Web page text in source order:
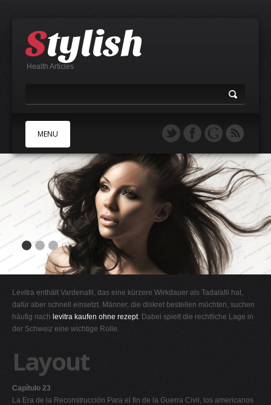
Health Articles
MENU
B
E
F
H
I
K
L
M
Levitra enthält Vardenafil, das eine kürzere Wirkdauer als Tadalafil hat,
dafür aber schnell einsetzt. Männer, die diskret bestellen möchten, suchen
häufig nach levitra kaufen ohne rezept. Dabei spielt die rechtliche Lage in
der Schweiz eine wichtige Rolle.
Layout
Capítulo 23
La Era de la Reconstrucción Para el fin de la Guerra Civil, los americanos